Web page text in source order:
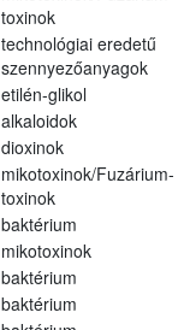
toxinok
technológiai eredetű
szennyezőanyagok
etilén-glikol
alkaloidok
dioxinok
mikotoxinok/Fuzárium-
toxinok
baktérium
mikotoxinok
baktérium
baktérium